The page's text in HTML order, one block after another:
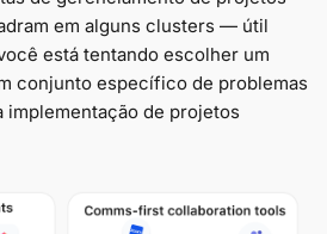
em alguns clusters — útil
está tentando escolher um
conjunto específico de problemas
implementação de projetos